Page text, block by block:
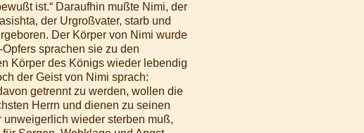
ist.“ Daraufhin mußte Nimi, der
der Urgroßvater, starb und
Der Körper von Nimi wurde
sprachen sie zu den
Körper des Königs wieder lebendig
der Geist von Nimi sprach:
getrennt zu werden, wollen die
Herrn und dienen zu seinen
wieder sterben muß,